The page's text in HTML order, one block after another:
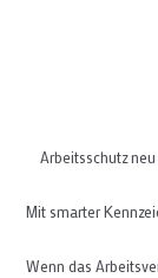
Arbeitsschutz
Mit smarter
Wenn das